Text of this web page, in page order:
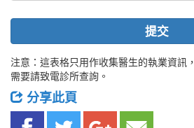
提交
注意：這表格只用作收集醫生的執業資訊
需要請致電診所查詢。
分享此頁